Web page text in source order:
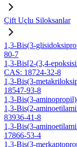
Çift Uçlu Siloksanlar
1,3-Bis(3-
80-7
1,3-Bis[2-(3,4-
CAS: 18724-32-8
1,3-Bis(3-
18547-93-8
1,3-Bis(3-
1,3-Bis(2-
83936-41-8
1,3-Bis(3-
17866-53-4
1,3-Bis(3-